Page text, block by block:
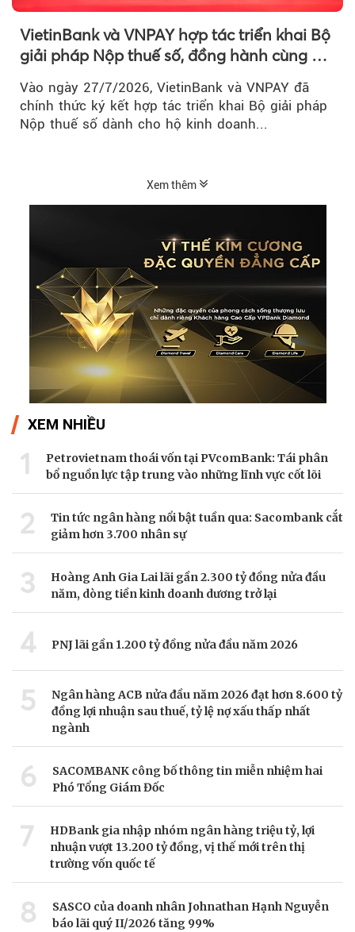
VietinBank và VNPAY hợp tác triển khai Bộ
giải pháp Nộp thuế số, đồng hành cùng hộ
Vào ngày 27/7/2026, VietinBank và VNPAY đã
chính thức ký kết hợp tác triển khai Bộ giải pháp
Nộp thuế số dành cho hộ kinh doanh...
Xem thêm
XEM NHIỀU
1
Petrovietnam thoái vốn tại PVcomBank: Tái phân
bổ nguồn lực tập trung vào những lĩnh vực cốt lõi
2
Tin tức ngân hàng nổi bật tuần qua: Sacombank cắt
giảm hơn 3.700 nhân sự
3
Hoàng Anh Gia Lai lãi gần 2.300 tỷ đồng nửa đầu
năm, dòng tiền kinh doanh dương trở lại
4 PNJ lãi gần 1.200 tỷ đồng nửa đầu năm 2026
5
Ngân hàng ACB nửa đầu năm 2026 đạt hơn 8.600 tỷ
đồng lợi nhuận sau thuế, tỷ lệ nợ xấu thấp nhất
ngành
6
SACOMBANK công bố thông tin miễn nhiệm hai
Phó Tổng Giám Đốc
7
HDBank gia nhập nhóm ngân hàng triệu tỷ, lợi
nhuận vượt 13.200 tỷ đồng, vị thế mới trên thị
trường vốn quốc tế
8
SASCO của doanh nhân Johnathan Hạnh Nguyễn
báo lãi quý II/2026 tăng 99%